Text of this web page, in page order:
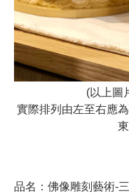
(以上圖
實際排列由左至右應
品名：佛像雕刻藝術-